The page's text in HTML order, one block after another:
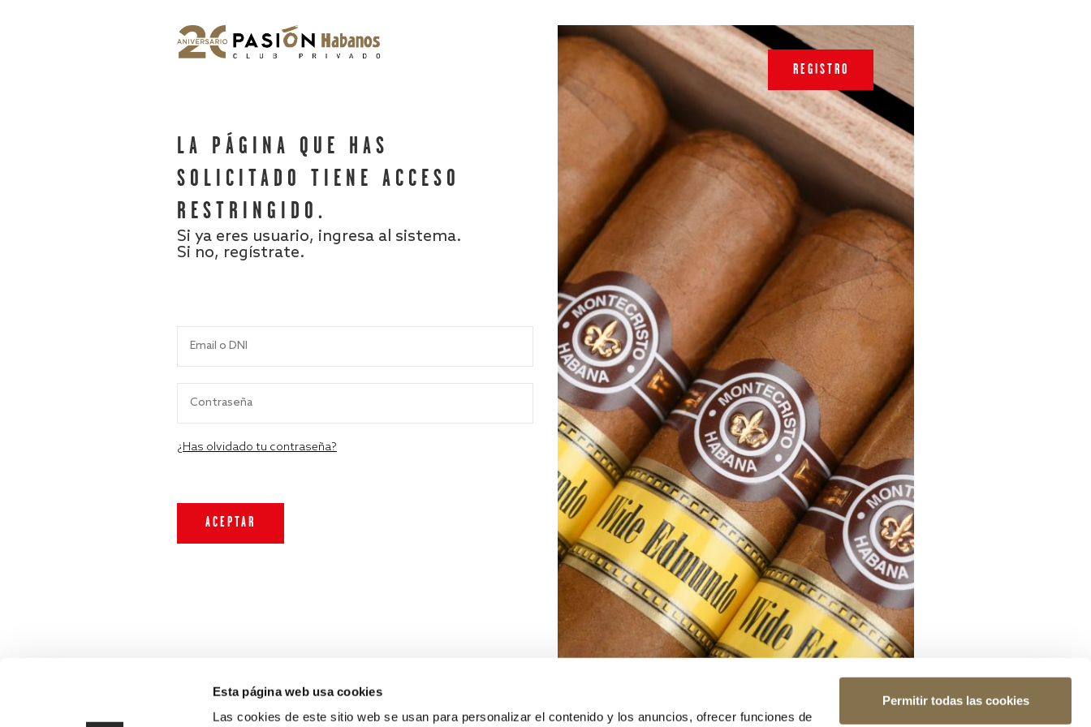
Esta página web usa cookies
Las cookies de este sitio web se usan para personalizar el contenido y los anuncios, ofrecer funciones de
Permitir todas las cookies
LA PÁGINA QUE HAS
SOLICITADO TIENE ACCESO
RESTRINGIDO.
Si ya eres usuario, ingresa al sistema.
Si no, regístrate.
¿Has olvidado tu contraseña?
REGISTRO